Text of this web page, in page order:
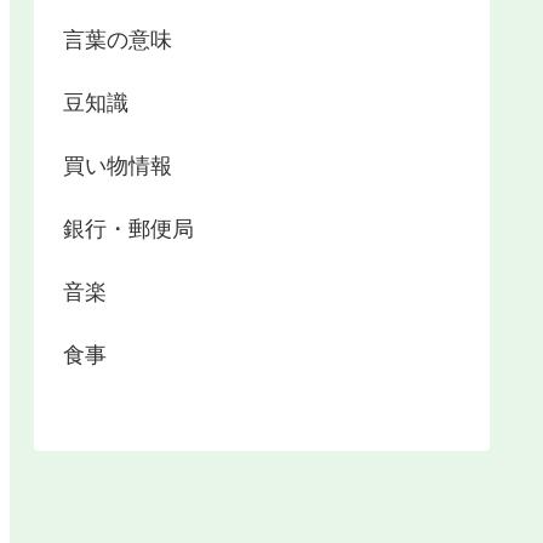
言葉の意味
豆知識
買い物情報
銀行・郵便局
音楽
食事